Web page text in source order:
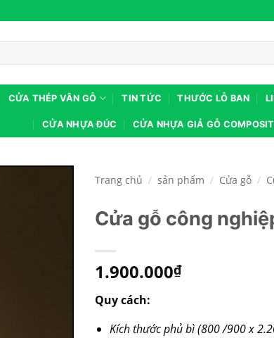
CỬA THÉP VÂN GỖ TIN TỨC THƯỚC LỖ BAN
CỬA NHỰA ĐÚC CỬA NHỰA GIẢ GỖ
Trang chủ / sản phẩm / Cửa gỗ /
Cửa gỗ công
1.900.000₫
Quy cách:
Kích thước phủ bì (800 /900 x